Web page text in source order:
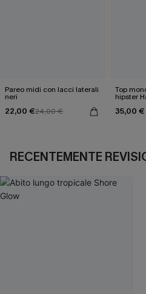
Pareo midi con lacci laterali
neri
22,00 €24,00 €
Top
hipster
35,00 €
RECENTEMENTE